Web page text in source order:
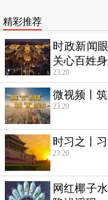
精彩推荐